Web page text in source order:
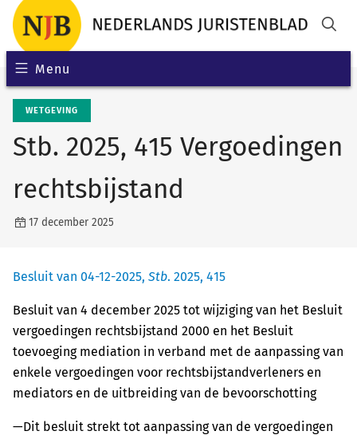
Menu
WETGEVING
Stb. 2025, 415 Vergoedingen
rechtsbijstand
17 december 2025
Besluit van 04-12-2025, Stb. 2025, 415
Besluit van 4 december 2025 tot wijziging van het Besluit
vergoedingen rechtsbijstand 2000 en het Besluit
toevoeging mediation in verband met de aanpassing van
enkele vergoedingen voor rechtsbijstandverleners en
mediators en de uitbreiding van de bevoorschotting
—Dit besluit strekt tot aanpassing van de vergoedingen